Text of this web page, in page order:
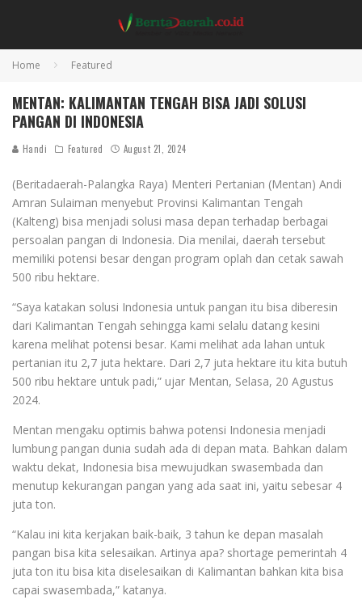
Home Featured
MENTAN: KALIMANTAN TENGAH BISA JADI SOLUSI
PANGAN DI INDONESIA
Handi Featured August 21, 2024
(Beritadaerah-Palangka Raya) Menteri Pertanian (Mentan) Andi
Amran Sulaiman menyebut Provinsi Kalimantan Tengah
(Kalteng) bisa menjadi solusi masa depan terhadap berbagai
persoalan pangan di Indonesia. Dia menilai, daerah tersebut
memiliki potensi besar dengan program oplah dan cetak sawah
500 ribu hektare.
“Saya katakan solusi Indonesia untuk pangan itu bisa diberesin
dari Kalimantan Tengah sehingga kami selalu datang kesini
karena melihat potensi besar. Kami melihat ada lahan untuk
pertanian itu 2,7 juta hektare. Dari 2,7 juta hektare itu kita butuh
500 ribu hektare untuk padi,” ujar Mentan, Selasa, 20 Agustus
2024.
Mentan mengaku optimis bahwa potensi Indonesia menjadi
lumbung pangan dunia sudah ada di depan mata. Bahkan dalam
waktu dekat, Indonesia bisa mewujudkan swasembada dan
menutup kekurangan pangan yang ada saat ini, yaitu sebesar 4
juta ton.
“Kalau ini kita kerjakan baik-baik, 3 tahun ke depan masalah
pangan bisa kita selesaikan. Artinya apa? shortage pemerintah 4
juta ton itu bisa kita diselesaikan di Kalimantan bahkan kita bisa
capai swasembada,” katanya.